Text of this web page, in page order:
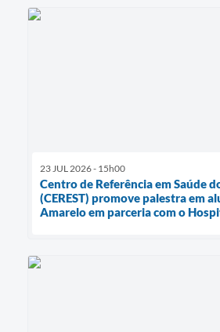
23 JUL 2026 - 15h00
Centro de Referência em Saúde
(CEREST) promove palestra em
Amarelo em parceria com o